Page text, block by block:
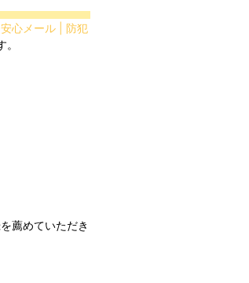
心メール | 防犯
薦めていただき